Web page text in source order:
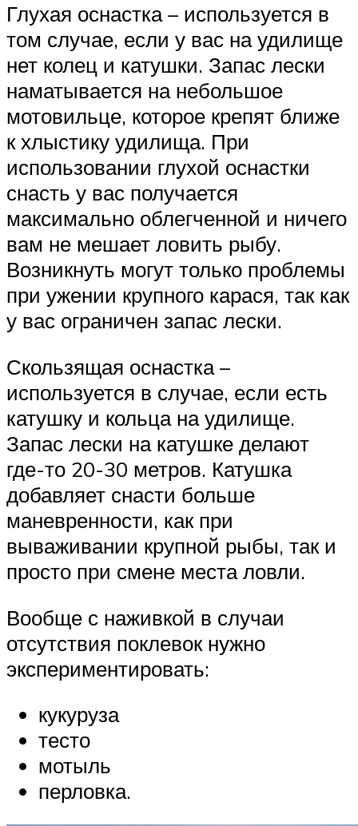
Глухая оснастка – используется в
том случае, если у вас на удилище
нет колец и катушки. Запас лески
наматывается на небольшое
мотовильце, которое крепят ближе
к хлыстику удилища. При
использовании глухой оснастки
снасть у вас получается
максимально облегченной и ничего
вам не мешает ловить рыбу.
Возникнуть могут только проблемы
при ужении крупного карася, так как
у вас ограничен запас лески.
Скользящая оснастка –
используется в случае, если есть
катушку и кольца на удилище.
Запас лески на катушке делают
где-то 20-30 метров. Катушка
добавляет снасти больше
маневренности, как при
вываживании крупной рыбы, так и
просто при смене места ловли.
Вообще с наживкой в случаи
отсутствия поклевок нужно
экспериментировать:
кукуруза
тесто
мотыль
перловка.